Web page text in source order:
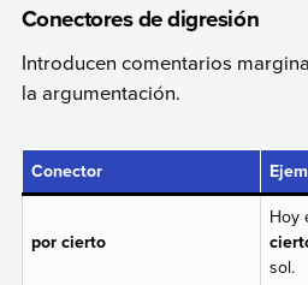
Conectores de digresión
Introducen comentarios
la argumentación.
Conector
por cierto
Hoy
sol.